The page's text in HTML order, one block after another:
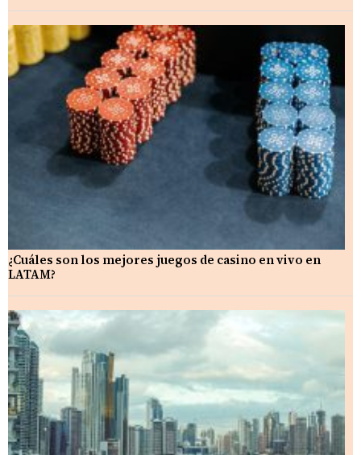
¿Cuáles son los mejores juegos de casino en vivo en
LATAM?